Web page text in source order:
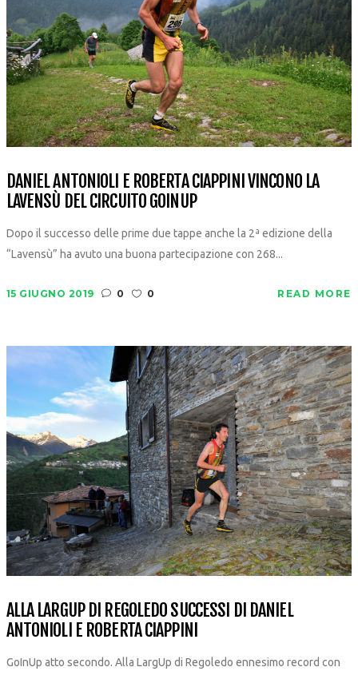
DANIEL ANTONIOLI E ROBERTA CIAPPINI VINCONO LA
LAVENSÙ DEL CIRCUITO GOINUP
Dopo il successo delle prime due tappe anche la 2ª edizione della
“Lavensù” ha avuto una buona partecipazione con 268...
15 GIUGNO 2019 0 0 READ MORE
ALLA LARGUP DI REGOLEDO SUCCESSI DI DANIEL
ANTONIOLI E ROBERTA CIAPPINI
GoInUp atto secondo. Alla LargUp di Regoledo ennesimo record con